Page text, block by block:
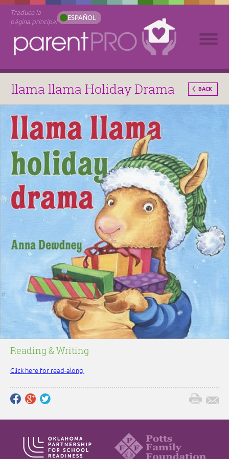
Traduce la
página principal
ESPAÑOL
llama llama Holiday Drama BACK
Reading & Writing
Click here for read-along